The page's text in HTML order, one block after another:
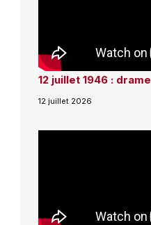
12 juillet 1946 :
12 juillet 2026